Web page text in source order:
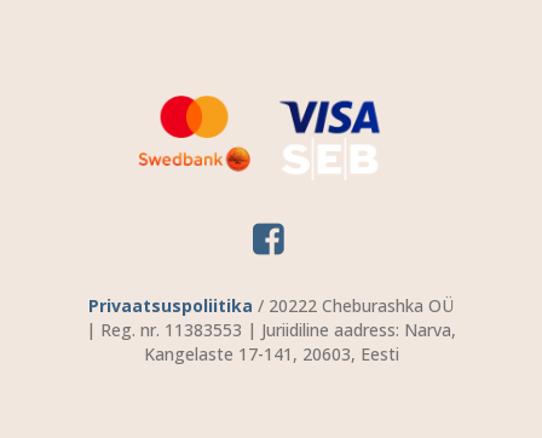
Privaatsuspoliitika / 20222 Cheburashka OÜ
| Reg. nr. 11383553 | Juriidiline aadress: Narva,
Kangelaste 17-141, 20603, Eesti